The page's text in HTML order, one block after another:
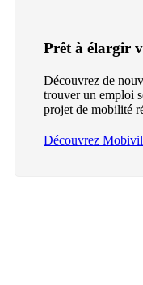
Prêt à élargir
Découvrez de
trouver un emploi
projet de mobilité
Découvrez